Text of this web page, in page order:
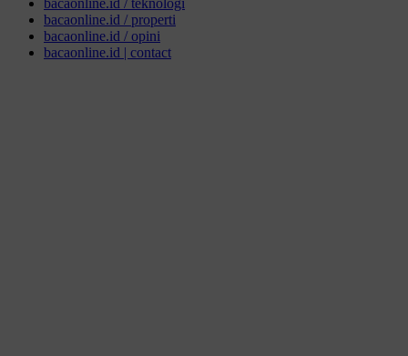
bacaonline.id / teknologi
bacaonline.id / properti
bacaonline.id / opini
bacaonline.id | contact